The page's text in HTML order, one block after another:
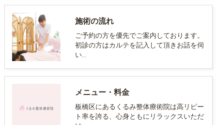
施術の流れ
ご予約の方を優先でご案内しております。
初診の方はカルテを記入して頂きお話を伺
い…
メニュー・料金
板橋区にあるくるみ整体療術院は高リピー
ト率を誇る、心身ともにリラックスいただ